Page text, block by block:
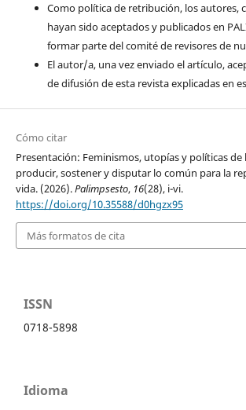
Como política de retribución, los autores,
hayan sido aceptados y publicados en
formar parte del comité de revisores de
El autor/a, una vez enviado el artículo,
de difusión de esta revista explicadas en
Cómo citar
Presentación: Feminismos, utopías y políticas de
producir, sostener y disputar lo común para la
vida. (2026).Palimpsesto, 16(28), i-vi.
https://doi.org/10.35588/d0hgzx95
Más formatos de cita
ISSN
0718-5898
Idioma